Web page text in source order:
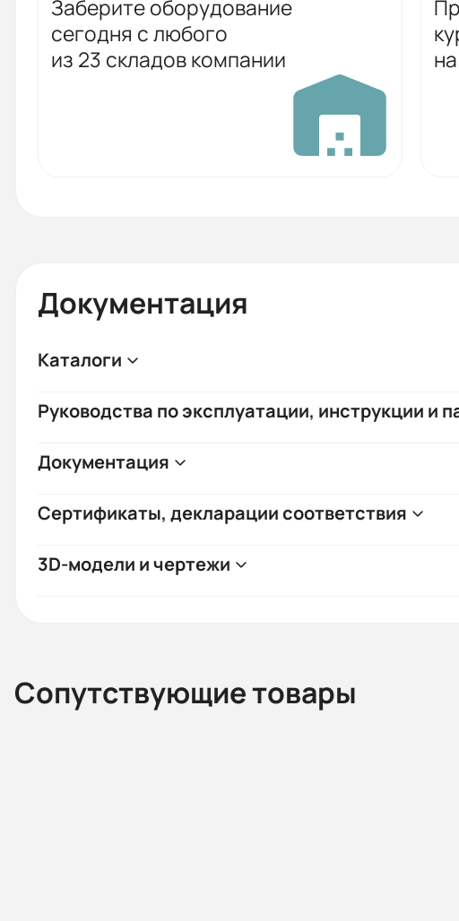
Заберите оборудование
сегодня с любого
из 23 складов компании
Документация
Каталоги
Руководства по эксплуатации, инструкции и
Документация
Сертификаты, декларации соответствия
3D-модели и чертежи
Сопутствующие товары